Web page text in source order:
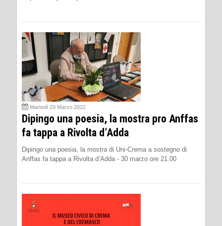
Martedì 29 Marzo 2022
Dipingo una poesia, la mostra pro Anffas
fa tappa a Rivolta d’Adda
Dipingo una poesia, la mostra di Uni-Crema a sostegno di
Anffas fa tappa a Rivolta d’Adda - 30 marzo ore 21.00